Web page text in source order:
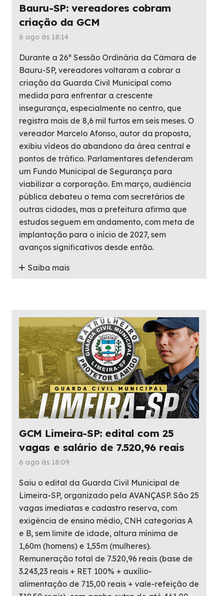
Bauru-SP: vereadores cobram
criação da GCM
6 ago às 18:14
Durante a 26ª Sessão Ordinária da Câmara de
Bauru-SP, vereadores voltaram a cobrar a
criação da Guarda Civil Municipal como
medida para enfrentar a crescente
insegurança, especialmente no centro, que
registra mais de 8,6 mil furtos em seis meses. O
vereador Marcelo Afonso, autor da proposta,
exibiu vídeos do abandono da área central e
pontos de tráfico. Parlamentares defenderam
um Fundo Municipal de Segurança para
viabilizar a corporação. Em março, audiência
pública debateu o tema com secretários de
outras cidades, mas a prefeitura afirma que
estudos seguem em andamento, com meta de
implantação para o início de 2027, sem
avanços significativos desde então.
Saiba mais
GCM Limeira-SP: edital com 25
vagas e salário de 7.520,96 reais
6 ago às 18:09
Saiu o edital da Guarda Civil Municipal de
Limeira-SP, organizado pela AVANÇASP. São 25
vagas imediatas e cadastro reserva, com
exigência de ensino médio, CNH categorias A
e B, sem limite de idade, altura mínima de
1,60m (homens) e 1,55m (mulheres).
Remuneração total de 7.520,96 reais (base de
3.243,23 reais + RET 100% + auxílio-
alimentação de 715,00 reais + vale-refeição de